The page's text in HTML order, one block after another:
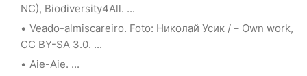
NC), Biodiversity4All. ...
Veado-almiscareiro. Foto: Николай Усик / – Own work,
CC BY-SA 3.0. ...
Aie-Aie. ...